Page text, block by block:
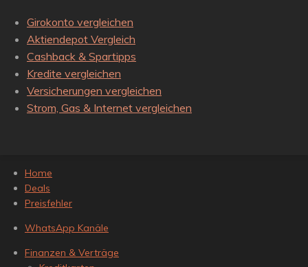
Girokonto vergleichen
Aktiendepot Vergleich
Cashback & Spartipps
Kredite vergleichen
Versicherungen vergleichen
Strom, Gas & Internet vergleichen
Home
Deals
Preisfehler
WhatsApp Kanäle
Finanzen & Verträge